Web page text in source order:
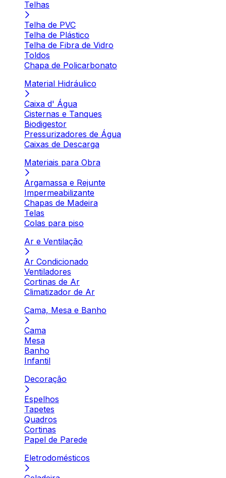
Telhas
Telha de PVC
Telha de Plástico
Telha de Fibra de Vidro
Toldos
Chapa de Policarbonato
Material Hidráulico
Caixa d' Água
Cisternas e Tanques
Biodigestor
Pressurizadores de Água
Caixas de Descarga
Materiais para Obra
Argamassa e Rejunte
Impermeabilizante
Chapas de Madeira
Telas
Colas para piso
Ar e Ventilação
Ar Condicionado
Ventiladores
Cortinas de Ar
Climatizador de Ar
Cama, Mesa e Banho
Cama
Mesa
Banho
Infantil
Decoração
Espelhos
Tapetes
Quadros
Cortinas
Papel de Parede
Eletrodomésticos